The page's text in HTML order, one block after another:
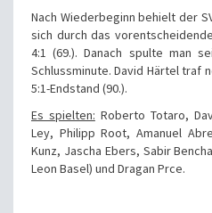
Nach Wiederbeginn behielt der
sich durch das
4:1 (69.). Danach spulte man
Schlussminute. David Härtel traf
5:1-Endstand (90.).
Es spielten: Roberto Totaro,
Ley, Philipp Root, Amanuel
Kunz, Jascha Ebers, Sabir
Leon Basel) und Dragan Prce.